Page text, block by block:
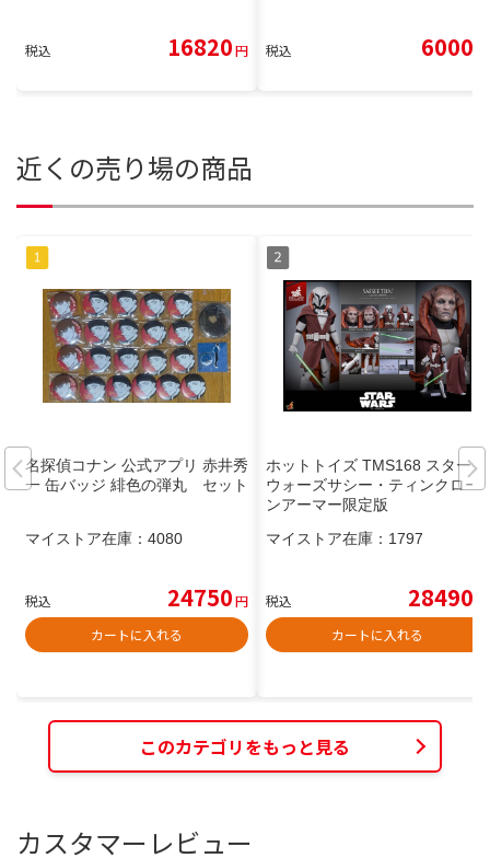
税込 16820円 税込 6000
近くの売り場の商品
名探偵コナン 公式アプリ 赤井秀
一 缶バッジ 緋色の弾丸 セット
マイストア在庫： 4080
税込 24750円
カートに入れる
ホットトイズ TMS168 スター・
ウォーズサシー・ティンクロー
ンアーマー限定版
マイストア在庫： 1797
税込 28490
カートに入れる
このカテゴリをもっと見る
カスタマーレビュー